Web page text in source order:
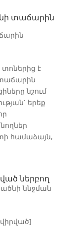
տաճարին
է
նշում
երեք
համաձայն,
ներբող
ննջման